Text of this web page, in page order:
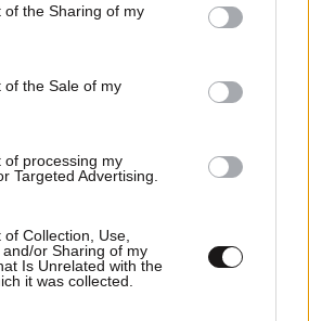
or usage behaviour. You may click to
to Google and its third-party tags to
specified purposes in below Google
of the Sharing of my
of the Sale of my
of processing my
Targeted Advertising.
Collection, Use,
or Sharing of my
Is Unrelated with the
it was collected.
τους κανόνες σχολιασμού